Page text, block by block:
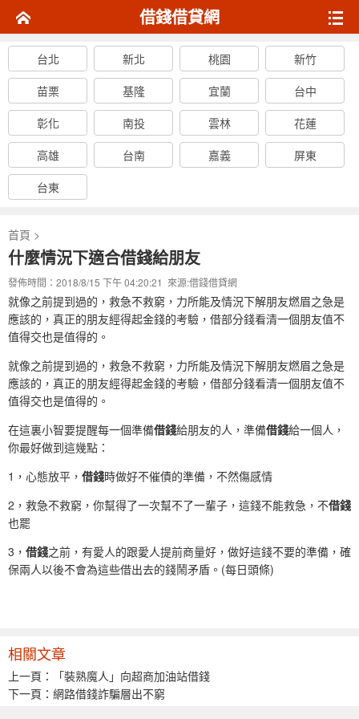
借錢借貸網
台北 新北 桃園
新竹
苗栗
基隆 宜蘭
台中
彰化
南投 雲林
花蓮
高雄
台南 嘉義
屏東
台東
首頁 >
什麼情況下適合借錢給朋友
發佈時間：2018/8/15 下午 04:20:21 來源:借錢借貸網
就像之前提到過的，救急不救窮，力所能及情況下解朋友燃眉之急是
應該的，真正的朋友經得起金錢的考驗，借部分錢看清一個朋友值不
值得交也是值得的。
就像之前提到過的，救急不救窮，力所能及情況下解朋友燃眉之急是
應該的，真正的朋友經得起金錢的考驗，借部分錢看清一個朋友值不
值得交也是值得的。
在這裏小智要提醒每一個準備借錢給朋友的人，準備借錢給一個人，
你最好做到這幾點：
1，心態放平， 借錢時做好不催債的準備，不然傷感情
2，救急不救窮，你幫得了一次幫不了一輩子，這錢不能救急，不借錢
也罷
3， 借錢之前，有愛人的跟愛人提前商量好，做好這錢不要的準備，確
保兩人以後不會為這些借出去的錢鬧矛盾。(每日頭條)
相關文章
上一頁：
「裝熟魔人」向超商加油站借錢
下一頁： 網路借錢詐騙層出不窮